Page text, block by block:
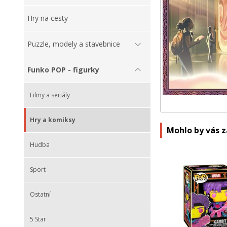
Hry na cesty
Puzzle, modely a stavebnice
Funko POP - figurky
Filmy a seriály
Hry a komiksy
Hudba
Sport
Ostatní
5 Star
Mohlo by vás